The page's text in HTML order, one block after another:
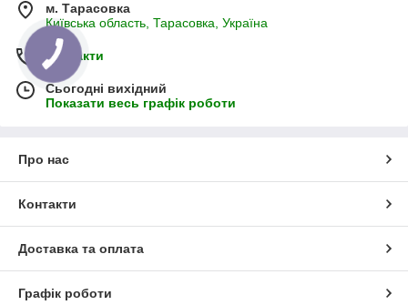
м. Тарасовка
Київська область, Тарасовка, Україна
Контакти
Сьогодні вихідний
Показати весь графік роботи
Про нас
Контакти
Доставка та оплата
Графік роботи